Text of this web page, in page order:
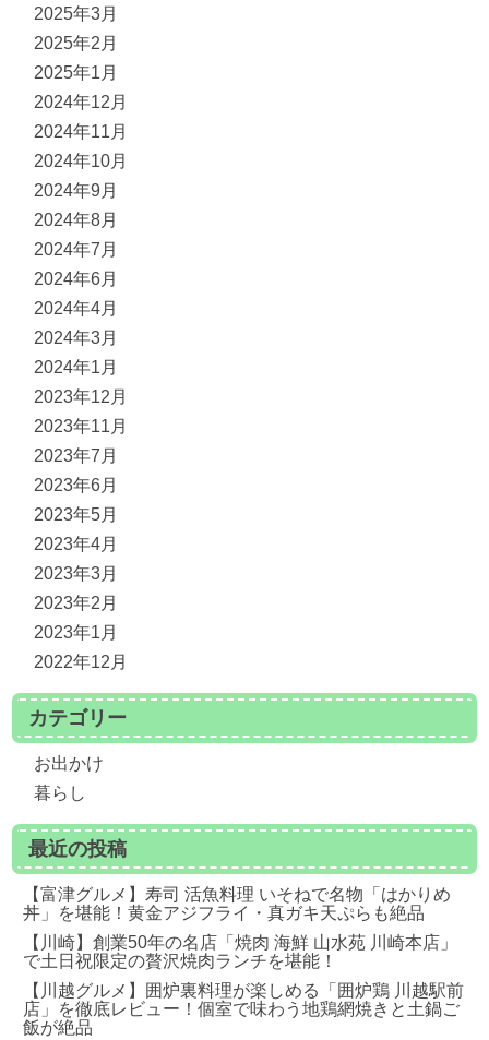
2025年3月
2025年2月
2025年1月
2024年12月
2024年11月
2024年10月
2024年9月
2024年8月
2024年7月
2024年6月
2024年4月
2024年3月
2024年1月
2023年12月
2023年11月
2023年7月
2023年6月
2023年5月
2023年4月
2023年3月
2023年2月
2023年1月
2022年12月
カテゴリー
お出かけ
暮らし
最近の投稿
【富津グルメ】寿司 活魚料理 いそねで名物「はかりめ
丼」を堪能！黄金アジフライ・真ガキ天ぷらも絶品
【川崎】創業50年の名店「焼肉 海鮮 山水苑 川崎本店」
で土日祝限定の贅沢焼肉ランチを堪能！
【川越グルメ】囲炉裏料理が楽しめる「囲炉鶏 川越駅前
店」を徹底レビュー！個室で味わう地鶏網焼きと土鍋ご
飯が絶品